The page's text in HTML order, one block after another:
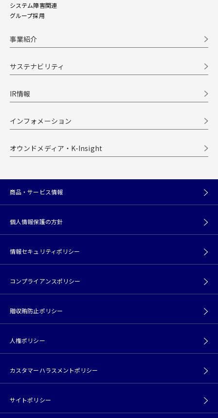
システム障害関連
グループ採用
事業紹介
サステナビリティ
IR情報
インフォメーション
オウンドメディア・K-Insight
商品・サービス情報
個人情報保護の方針
情報セキュリティポリシー
コンプライアンスポリシー
贈収賄防止ポリシー
人権ポリシー
カスタマーハラスメントポリシー
サイトポリシー